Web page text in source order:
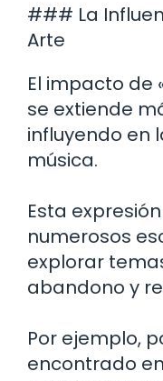
### La
Arte
El impacto de
se extiende
influyendo en
música.
Esta
numerosos
explorar
abandono y
Por ejemplo,
encontrado